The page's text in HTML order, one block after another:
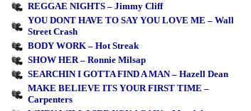
REGGAE NIGHTS – Jimmy Cliff
YOU DONT HAVE TO SAY YOU LOVE ME – Wall
Street Crash
BODY WORK – Hot Streak
SHOW HER – Ronnie Milsap
SEARCHIN I GOTTA FIND A MAN – Hazell Dean
MAKE BELIEVE ITS YOUR FIRST TIME –
Carpenters